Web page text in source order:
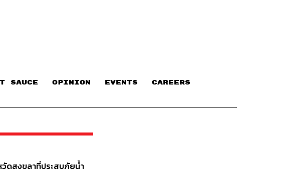
SAUCE​ OPINION EVENTS CAREERS
วัดสงขลาที่ประสบภัยน้ำ